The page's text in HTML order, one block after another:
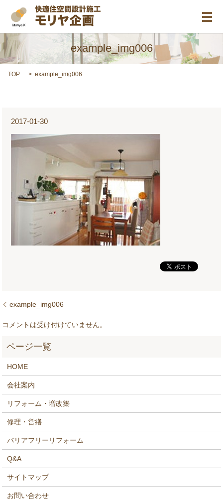
メ
example_img006
TOP example_img006
2017-01-30
example_img006
コメントは受け付けていません。
HOME
会社案内
リフォーム・増改築
修理・営繕
バリアフリーリフォーム
Q&A
サイトマップ
お問い合わせ